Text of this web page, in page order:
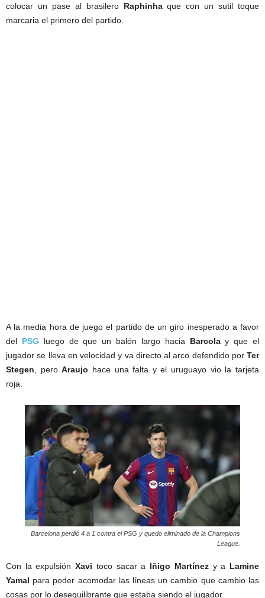
colocar un pase al brasilero Raphinhaque con un sutil toque
marcaria el primero del partido.
A la media hora de juego el partido de un giro inesperado a favor
del PSG luego de que un balón largo hacia Barcolay que el
jugador se lleva en velocidad y va directo al arco defendido por Ter
Stegen , peroAraujo hace una falta y el uruguayo vio la tarjeta
roja.
Barcelona perdió 4 a 1 contra el PSG y quedo eliminado de la Champions
League.
Con la expulsiónXavi toco sacar a Iñigo Martínezy a Lamine
Yamal para poder acomodar las líneas un cambio que cambio las
cosas por lo desequilibrante que estaba siendo el jugador.